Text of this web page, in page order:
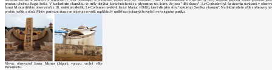
prostoru chrámu Hagia Sofia. V konkrétním okamžiku se měly dotýkat konkrétních míst a připomínat tak lidem, že jsou "děti slunce". Le Corbusier byl fascinován stavbami v
Jantar Mantar (těchto observatoří z 18. století je několik, Le Corbusier navštívil Jantar Mantar v Dillí), které dle jeho slov "zakotvují člověka v kosmu". Na šikmé střeše věže sněmovny
pro hru světla a stínů. Motiv putování slunce se objevuje rovněž například v malbě na mohutných dveřích ve vstupním portiku.
Vlevo: observatoř Jantar Mantar (Jaipur); vpravo: vrchol věže
Parlamentu.